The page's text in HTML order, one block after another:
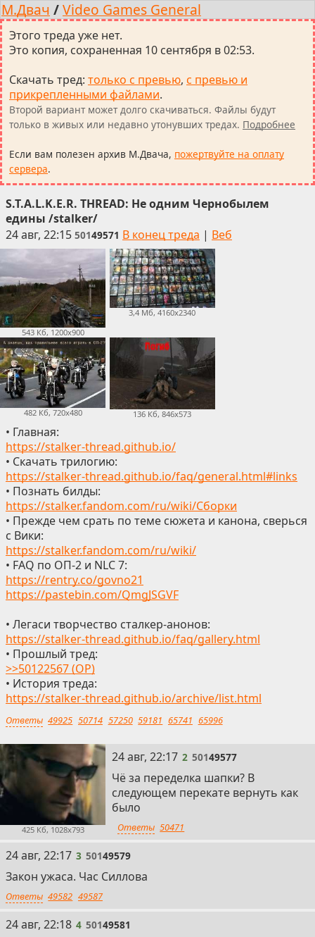
М.Двач /Video Games General
Этого треда уже нет.
Это копия, сохраненная 10 сентября в 02:53.
Скачать тред: только с превью, с превью и
прикрепленными файлами.
Второй вариант может долго скачиваться. Файлы будут
только в живых или недавно утонувших тредах. Подробнее
Если вам полезен архив М.Двача, пожертвуйте на оплату
сервера.
S.T.A.L.K.E.R. THREAD: Не одним Чернобылем
едины /stalker/
24 авг, 22:15 50149571 В конец треда | Веб
543 Кб, 1200x900
3,4 Мб, 4160x2340
482 Кб, 720x480 136 Кб, 846x573
• Главная:
https://stalker-thread.github.io/
• Скачать трилогию:
https://stalker-thread.github.io/faq/general.html#links
• Познать билды:
https://stalker.fandom.com/ru/wiki/Сборки
• Прежде чем срать по теме сюжета и канона, сверься
с Вики:
https://stalker.fandom.com/ru/wiki/
• FAQ по ОП-2 и NLC 7:
https://rentry.co/govno21
https://pastebin.com/QmgJSGVF
• Легаси творчество сталкер-анонов:
https://stalker-thread.github.io/faq/gallery.html
• Прошлый тред:
>>50122567 (OP)
• История треда:
https://stalker-thread.github.io/archive/list.html
Ответы 49925 50714 57250 59181 65741 65996
425 Кб, 1028x793
2
24 авг, 22:17 2 50149577
Чё за переделка шапки? В
следующем перекате вернуть как
было
Ответы 50471
3
24 авг, 22:17 3 50149579
Закон ужаса. Час Силлова
Ответы 49582 49587
4
24 авг, 22:18 4 50149581